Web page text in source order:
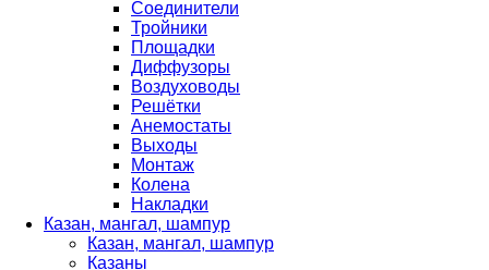
Соединители
Тройники
Площадки
Диффузоры
Воздуховоды
Решётки
Анемостаты
Выходы
Монтаж
Колена
Накладки
Казан, мангал, шампур
Казан, мангал, шампур
Казаны